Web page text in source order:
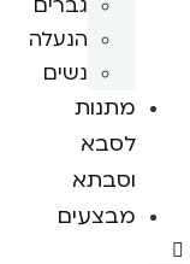
הנעלה
נשים
מתנות
לסבא
וסבתא
מבצעים